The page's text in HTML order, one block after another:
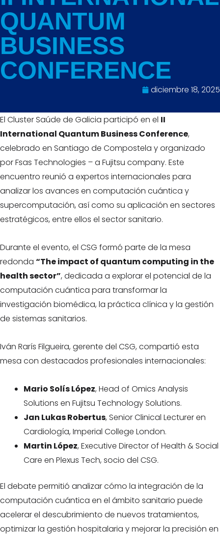
QUANTUM
BUSINESS
CONFERENCE
diciembre 18, 2025
El Cluster Saúde de Galicia participó en el II
International Quantum Business Conference,
celebrado en Santiago de Compostela y organizado
por Fsas Technologies – a Fujitsu company. Este
encuentro reunió a expertos internacionales para
analizar los avances en computación cuántica y
supercomputación, así como su aplicación en sectores
estratégicos, entre ellos el sector sanitario.
Durante el evento, el CSG formó parte de la mesa
redonda “The impact of quantum computing in the
health sector”, dedicada a explorar el potencial de la
computación cuántica para transformar la
investigación biomédica, la práctica clínica y la gestión
de sistemas sanitarios.
Iván Rarís Filgueira, gerente del CSG, compartió esta
mesa con destacados profesionales internacionales:
Mario Solís López, Head of Omics Analysis
Solutions en Fujitsu Technology Solutions.
Jan Lukas Robertus, Senior Clinical Lecturer en
Cardiología, Imperial College London.
Martin López, Executive Director of Health & Social
Care en Plexus Tech, socio del CSG.
El debate permitió analizar cómo la integración de la
computación cuántica en el ámbito sanitario puede
acelerar el descubrimiento de nuevos tratamientos,
optimizar la gestión hospitalaria y mejorar la precisión en